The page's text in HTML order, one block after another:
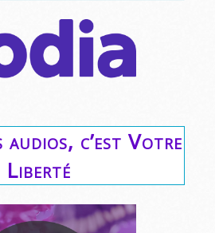
audios, c’est Votre
Liberté